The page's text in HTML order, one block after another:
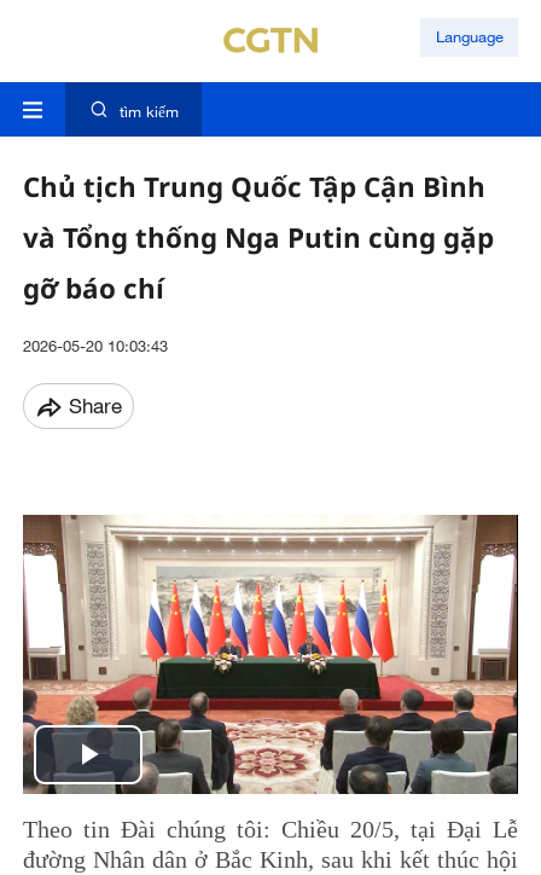
Language
tìm kiếm
Chủ tịch Trung Quốc Tập Cận Bình
và Tổng thống Nga Putin cùng gặp
gỡ báo chí
2026-05-20 10:03:43
Share
Play
Video
Theo tin Đài chúng tôi: Chiều 20/5, tại Đại Lễ
đường Nhân dân ở Bắc Kinh, sau khi kết thúc hội